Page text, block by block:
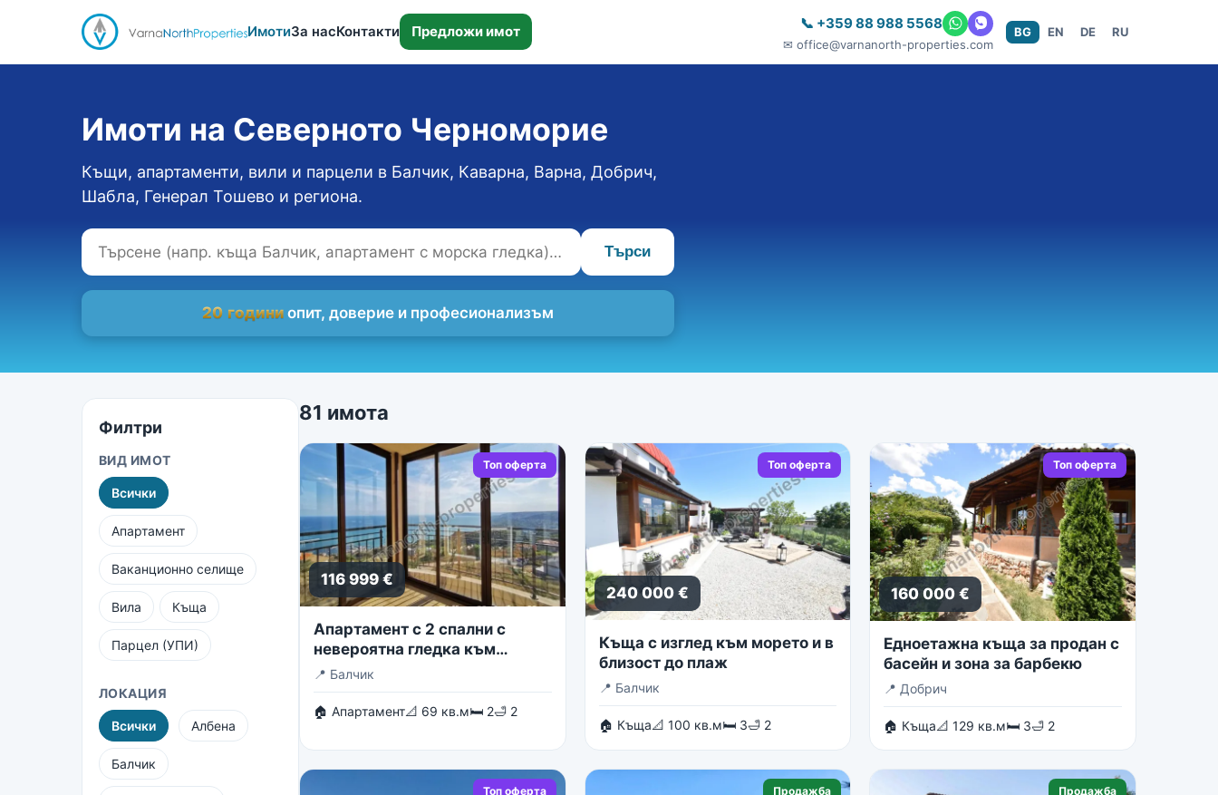
BG EN DE RU
ИмотиЗа насКонтакти Предложи имот 📞 +359 88 988 5568
✉ office@varnanorth-properties.com
Имоти на Северното Черноморие
Къщи, апартаменти, вили и парцели в Балчик, Каварна, Варна, Добрич,
Шабла, Генерал Тошево и региона.
Търси
20 години опит, доверие и професионализъм
Филтри
ВИД ИМОТ
Всички
Апартамент
Ваканционно селище
Вила Къща
Парцел (УПИ)
ЛОКАЦИЯ
Всички Албена
Балчик
81 имота
Топ оферта
116 999 €
Апартамент с 2 спални с
невероятна гледка към
безкрайното море
📍 Балчик
🏠 Апартамент📐 69 кв.м🛏 2🛁 2
Топ оферта
240 000 €
Къща с изглед към морето и в
близост до плаж
📍 Балчик
🏠 Къща📐 100 кв.м🛏 3🛁 2
Топ оферта
160 000 €
Едноетажна къща за продан с
басейн и зона за барбекю
📍 Добрич
🏠 Къща📐 129 кв.м🛏 3🛁 2
Топ оферта Продажба Продажба